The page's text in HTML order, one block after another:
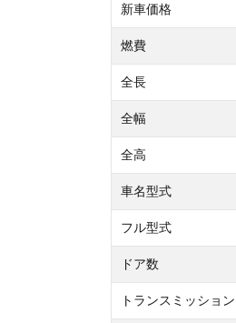
新車価格
燃費
全長
全幅
全高
車名型式
フル型式
ドア数
トランスミッション